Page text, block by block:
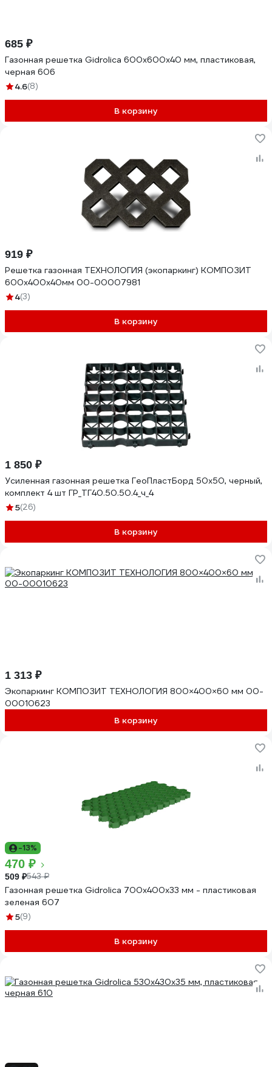
685 ₽
Газонная решетка Gidrolica 600х600х40 мм, пластиковая,
черная 606
4.6(8)
В корзину
919 ₽
Решетка газонная ТЕХНОЛОГИЯ (экопаркинг) КОМПОЗИТ
600x400x40мм 00-00007981
4(3)
В корзину
1 850 ₽
Усиленная газонная решетка ГеоПластБорд 50x50, черный,
комплект 4 шт ГР_ТГ40.50.50.4_ч_4
5(26)
В корзину
1 313 ₽
Экопаркинг КОМПОЗИТ ТЕХНОЛОГИЯ 800×400×60 мм 00-
00010623
В корзину
-13%
470 ₽
509 ₽543 ₽
Газонная решетка Gidrolica 700х400х33 мм - пластиковая
зеленая 607
5(9)
В корзину